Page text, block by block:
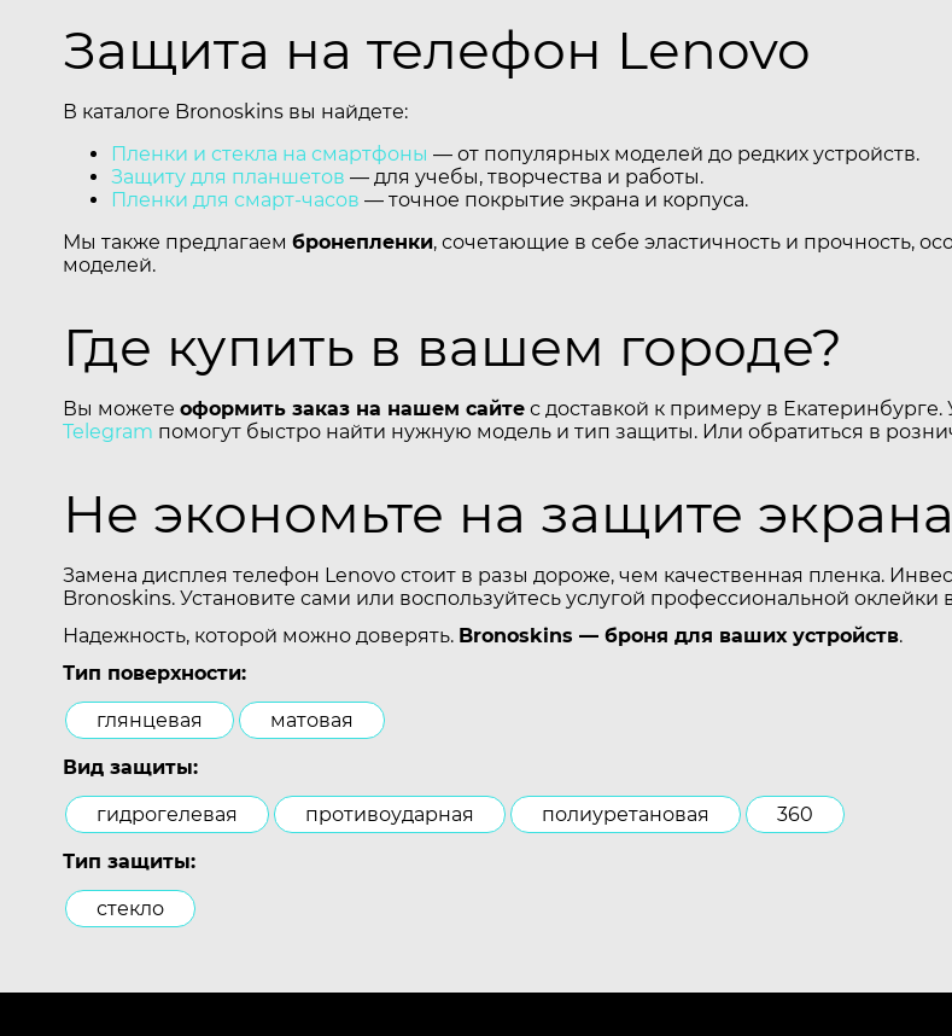
Защита на телефон Lenovo
В каталоге Bronoskins вы найдете:
Пленки и стекла на смартфоны — от популярных моделей до редких устройств.
Защиту для планшетов — для учебы, творчества и работы.
Пленки для смарт-часов — точное покрытие экрана и корпуса.
Мы также предлагаем бронепленки, сочетающие в себе эластичность и прочность,
моделей.
Где купить в вашем городе?
Вы можете оформить заказ на нашем сайте с доставкой к примеру в
Telegram помогут быстро найти нужную модель и тип защиты. Или обратиться в
Не экономьте на защите экрана
Замена дисплея телефон Lenovo стоит в разы дороже, чем качественная пленка.
Bronoskins. Установите сами или воспользуйтесь услугой профессиональной оклейки
Надежность, которой можно доверять. Bronoskins — броня для ваших устройств.
Тип поверхности:
глянцевая матовая
Вид защиты:
гидрогелевая противоударная полиуретановая 360
Тип защиты:
стекло